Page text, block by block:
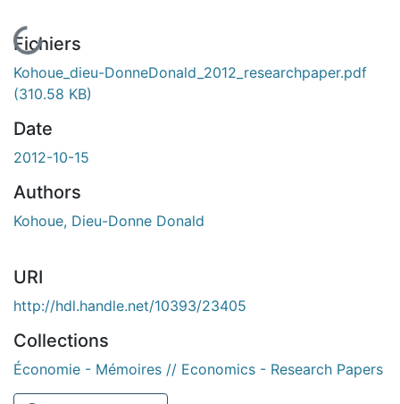
En cours de chargement...
Fichiers
Kohoue_dieu-DonneDonald_2012_researchpaper.pdf
(310.58 KB)
Date
2012-10-15
Authors
Kohoue, Dieu-Donne Donald
URI
http://hdl.handle.net/10393/23405
Collections
Économie - Mémoires // Economics - Research Papers